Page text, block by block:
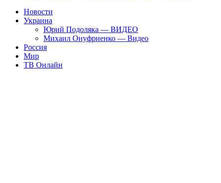
Новости
Украина
Юрий Подоляка — ВИДЕО
Михаил Онуфриенко — Видео
Россия
Мир
ТВ Онлайн